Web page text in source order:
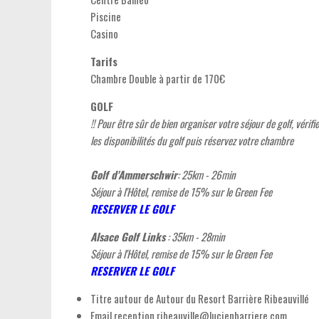
Piscine
Casino
Tarifs
Chambre Double à partir de 170€
GOLF
!! Pour être sûr de bien organiser votre séjour de golf,
les disponibilités du golf puis réservez votre chambre
Golf d'Ammerschwir: 25km - 26min
Séjour à l'Hôtel, remise de 15% sur le Green Fee
RESERVER LE GOLF
Alsace Golf Links: 35km - 28min
Séjour à l'Hôtel, remise de 15% sur le Green Fee
RESERVER LE GOLF
Titre autour deAutour du Resort Barrière Ribeauvillé
Emailreception.ribeauville@lucienbarriere.com